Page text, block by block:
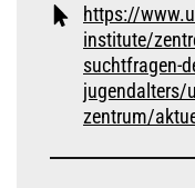
https://
institute/
suchtfragen-
jugendalters/
zentrum/